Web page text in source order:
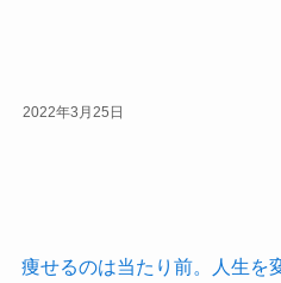
2022年3月25日
痩せるのは当たり前。人生を